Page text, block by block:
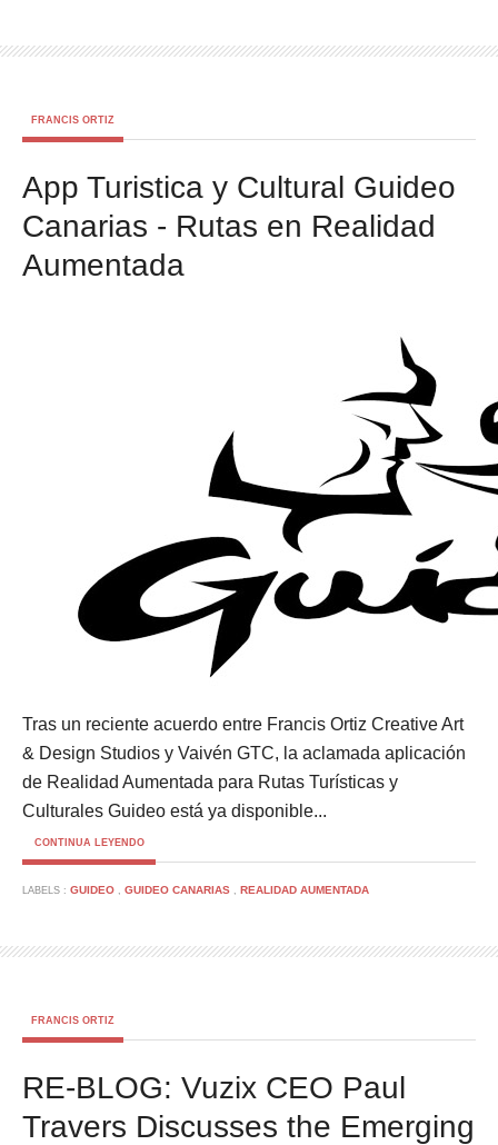
FRANCIS ORTIZ
App Turistica y Cultural Guideo
Canarias - Rutas en Realidad
Aumentada
Tras un reciente acuerdo entre Francis Ortiz Creative Art
& Design Studios y Vaivén GTC, la aclamada aplicación
de Realidad Aumentada para Rutas Turísticas y
Culturales Guideo está ya disponible...
CONTINUA LEYENDO
LABELS : GUIDEO , GUIDEO CANARIAS , REALIDAD AUMENTADA
FRANCIS ORTIZ
RE-BLOG: Vuzix CEO Paul
Travers Discusses the Emerging